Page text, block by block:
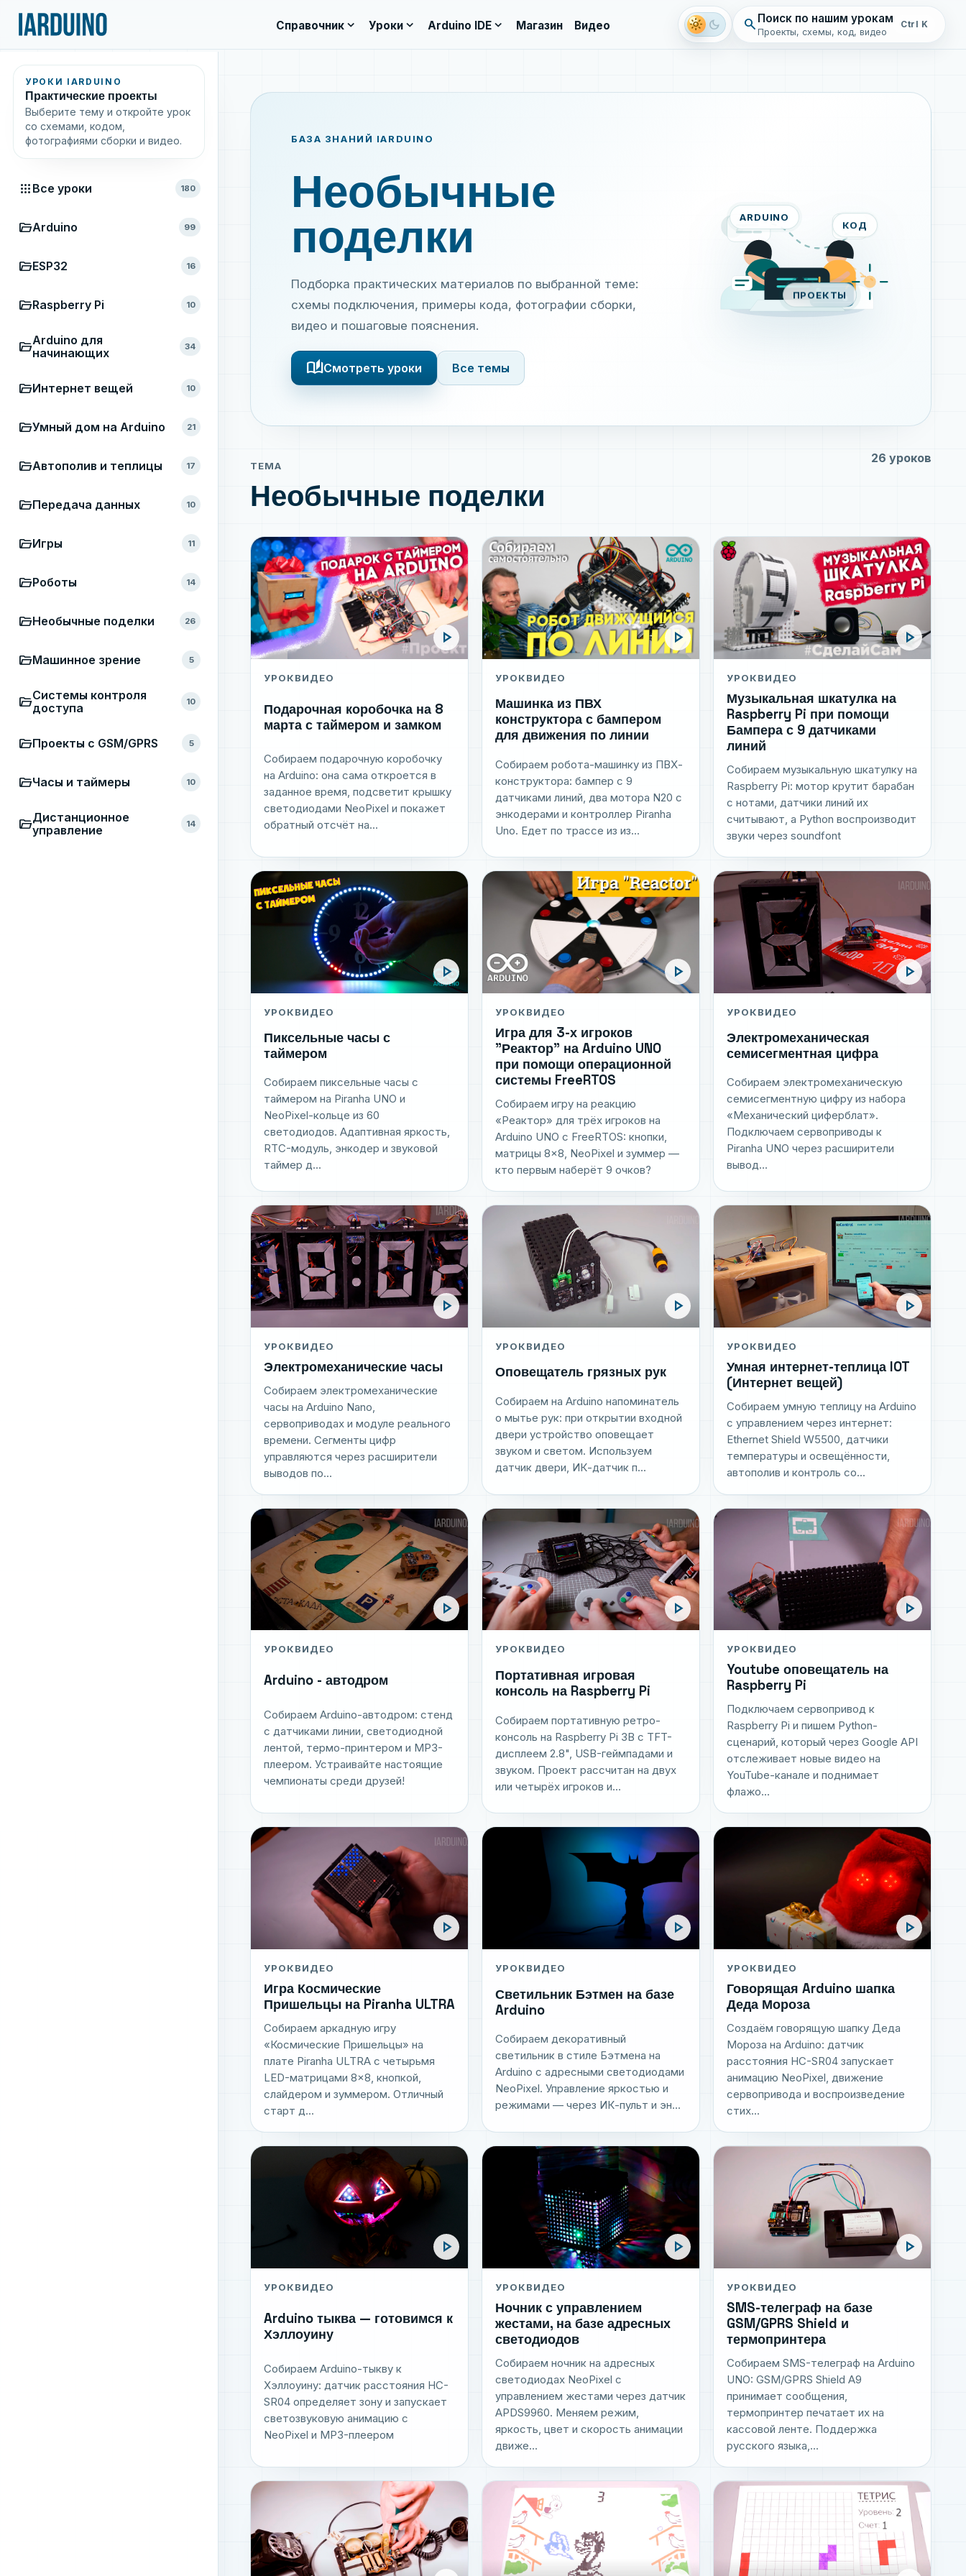
Справочникexpand_more Урокиexpand_more Arduino IDEexpand_more Магазин Видео light_mode dark_mode searchПоиск по нашим урокам
Проекты, схемы, код, видео
Ctrl K
УРОКИ IARDUINO
Практические проекты
Выберите тему и откройте урок
со схемами, кодом,
фотографиями сборки и видео.
apps Все уроки 180
folder_openArduino 99
folder_openESP32 16
folder_openRaspberry Pi 10
folder_openArduino для
начинающих
34
folder_openИнтернет вещей 10
folder_openУмный дом на Arduino 21
folder_openАвтополив и теплицы 17
folder_openПередача данных 10
folder_openИгры 11
folder_openРоботы 14
folder_openНеобычные поделки 26
folder_openМашинное зрение 5
folder_openСистемы контроля
доступа
10
folder_openПроекты с GSM/GPRS 5
folder_openЧасы и таймеры 10
folder_openДистанционное
управление
14
БАЗА ЗНАНИЙ IARDUINO
Необычные
поделки
Подборка практических материалов по выбранной теме:
схемы подключения, примеры кода, фотографии сборки,
видео и пошаговые пояснения.
auto_storiesСмотреть уроки Все темы
ARDUINO
КОД
ПРОЕКТЫ
ТЕМА
Необычные поделки
26 уроков
play_arrow
УРОКВИДЕО
Подарочная коробочка на 8
марта с таймером и замком
Собираем подарочную коробочку
на Arduino: она сама откроется в
заданное время, подсветит крышку
светодиодами NeoPixel и покажет
обратный отсчёт на...
play_arrow
УРОКВИДЕО
Машинка из ПВХ
конструктора с бампером
для движения по линии
Собираем робота-машинку из ПВХ-
конструктора: бампер с 9
датчиками линий, два мотора N20 с
энкодерами и контроллер Piranha
Uno. Едет по трассе из из...
play_arrow
УРОКВИДЕО
Музыкальная шкатулка на
Raspberry Pi при помощи
Бампера с 9 датчиками
линий
Собираем музыкальную шкатулку на
Raspberry Pi: мотор крутит барабан
с нотами, датчики линий их
считывают, а Python воспроизводит
звуки через soundfont
play_arrow
УРОКВИДЕО
Пиксельные часы с
таймером
Собираем пиксельные часы с
таймером на Piranha UNO и
NeoPixel-кольце из 60
светодиодов. Адаптивная яркость,
RTC-модуль, энкодер и звуковой
таймер д...
play_arrow
УРОКВИДЕО
Игра для 3-х игроков
"Реактор" на Arduino UNO
при помощи операционной
системы FreeRTOS
Собираем игру на реакцию
«Реактор» для трёх игроков на
Arduino UNO с FreeRTOS: кнопки,
матрицы 8×8, NeoPixel и зуммер —
кто первым наберёт 9 очков?
play_arrow
УРОКВИДЕО
Электромеханическая
семисегментная цифра
Собираем электромеханическую
семисегментную цифру из набора
«Механический циферблат».
Подключаем сервоприводы к
Piranha UNO через расширители
вывод...
play_arrow
УРОКВИДЕО
Электромеханические часы
Собираем электромеханические
часы на Arduino Nano,
сервоприводах и модуле реального
времени. Сегменты цифр
управляются через расширители
выводов по...
play_arrow
УРОКВИДЕО
Оповещатель грязных рук
Собираем на Arduino напоминатель
о мытье рук: при открытии входной
двери устройство оповещает
звуком и светом. Используем
датчик двери, ИК-датчик п...
play_arrow
УРОКВИДЕО
Умная интернет-теплица IOT
(Интернет вещей)
Собираем умную теплицу на Arduino
с управлением через интернет:
Ethernet Shield W5500, датчики
температуры и освещённости,
автополив и контроль со...
play_arrow
УРОКВИДЕО
Arduino - автодром
Собираем Arduino-автодром: стенд
с датчиками линии, светодиодной
лентой, термо-принтером и MP3-
плеером. Устраивайте настоящие
чемпионаты среди друзей!
play_arrow
УРОКВИДЕО
Портативная игровая
консоль на Raspberry Pi
Собираем портативную ретро-
консоль на Raspberry Pi 3B с TFT-
дисплеем 2.8", USB-геймпадами и
звуком. Проект рассчитан на двух
или четырёх игроков и...
play_arrow
УРОКВИДЕО
Youtube оповещатель на
Raspberry Pi
Подключаем сервопривод к
Raspberry Pi и пишем Python-
сценарий, который через Google API
отслеживает новые видео на
YouTube-канале и поднимает
флажо...
play_arrow
УРОКВИДЕО
Игра Космические
Пришельцы на Piranha ULTRA
Собираем аркадную игру
«Космические Пришельцы» на
плате Piranha ULTRA с четырьмя
LED-матрицами 8×8, кнопкой,
слайдером и зуммером. Отличный
старт д...
play_arrow
УРОКВИДЕО
Светильник Бэтмен на базе
Arduino
Собираем декоративный
светильник в стиле Бэтмена на
Arduino с адресными светодиодами
NeoPixel. Управление яркостью и
режимами — через ИК-пульт и эн...
play_arrow
УРОКВИДЕО
Говорящая Arduino шапка
Деда Мороза
Создаём говорящую шапку Деда
Мороза на Arduino: датчик
расстояния HC-SR04 запускает
анимацию NeoPixel, движение
сервопривода и воспроизведение
стих...
play_arrow
УРОКВИДЕО
Arduino тыква — готовимся к
Хэллоуину
Собираем Arduino-тыкву к
Хэллоуину: датчик расстояния HC-
SR04 определяет зону и запускает
светозвуковую анимацию с
NeoPixel и MP3-плеером
play_arrow
УРОКВИДЕО
Ночник с управлением
жестами, на базе адресных
светодиодов
Собираем ночник на адресных
светодиодах NeoPixel с
управлением жестами через датчик
APDS9960. Меняем режим,
яркость, цвет и скорость анимации
движе...
play_arrow
УРОКВИДЕО
SMS-телеграф на базе
GSM/GPRS Shield и
термопринтера
Собираем SMS-телеграф на Arduino
UNO: GSM/GPRS Shield A9
принимает сообщения,
термопринтер печатает их на
кассовой ленте. Поддержка
русского языка,...